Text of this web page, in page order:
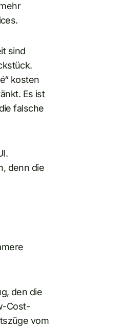
sind
kosten
Es ist
falsche
denn die
den die
Cost-
vom